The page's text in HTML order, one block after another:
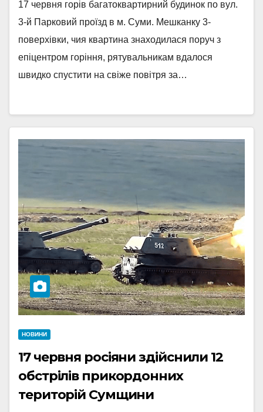
17 червня горів багатоквартирний будинок по вул.
3-й Парковий проїзд в м. Суми. Мешканку 3-
поверхівки, чия квартина знаходилася поруч з
епіцентром горіння, рятувальникам вдалося
швидко спустити на свіже повітря за…
НОВИНИ
17 червня росіяни здійснили 12
обстрілів прикордонних
територій Сумщини